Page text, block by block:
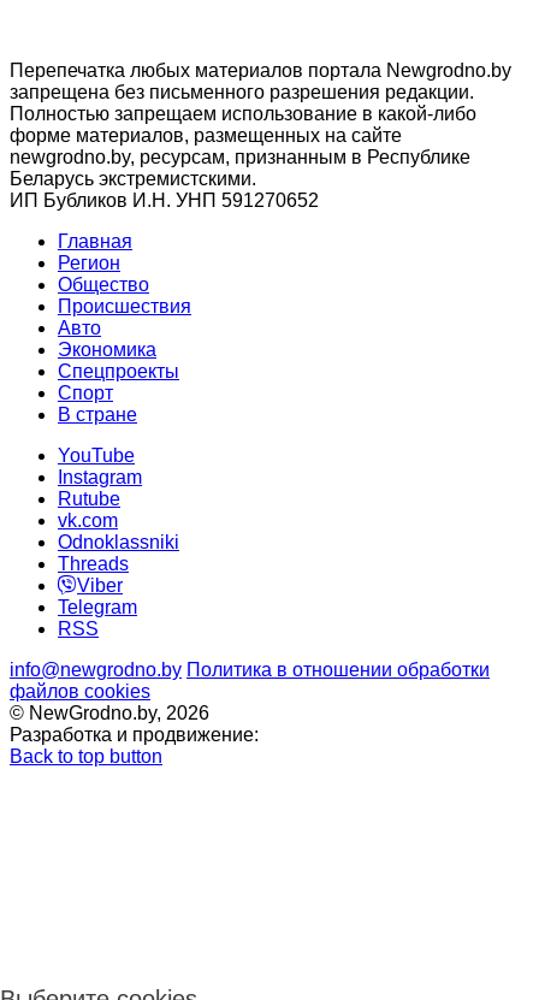
Перепечатка любых материалов портала Newgrodno.by
запрещена без письменного разрешения редакции.
Полностью запрещаем использование в какой-либо
форме материалов, размещенных на сайте
newgrodno.by, ресурсам, признанным в Республике
Беларусь экстремистскими.
ИП Бубликов И.Н. УНП 591270652
Главная
Регион
Общество
Происшествия
Авто
Экономика
Спецпроекты
Cпорт
В стране
YouTube
Instagram
Rutube
vk.com
Odnoklassniki
Threads
Viber
Telegram
RSS
info@newgrodno.by Политика в отношении обработки
файлов cookies
© NewGrodno.by, 2026
Разработка и продвижение:
Back to top button